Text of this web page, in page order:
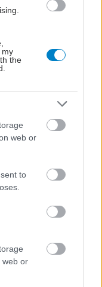
my
the
web or
to
web or